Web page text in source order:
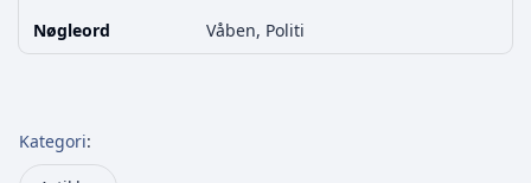
Nøgleord
Våben, Politi
Kategori: